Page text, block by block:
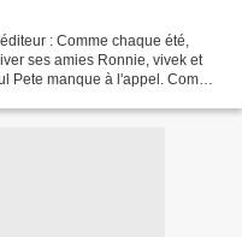
: Comme chaque été,
ses amies Ronnie, vivek et
Pete manque à l'appel. Comme